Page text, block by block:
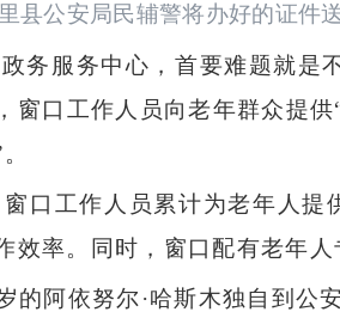
县公安局民辅警将办好的证件
务服务中心，首要难题就是
窗口工作人员向老年群众提
口工作人员累计为老年人
效率。同时，窗口配有老年
的阿依努尔·哈斯木独自到公